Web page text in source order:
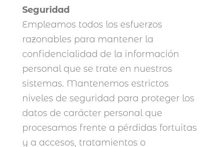
Seguridad
Empleamos todos los esfuerzos
razonables para mantener la
confidencialidad de la información
personal que se trate en nuestros
sistemas. Mantenemos estrictos
niveles de seguridad para proteger los
datos de carácter personal que
procesamos frente a pérdidas fortuitas
y a accesos, tratamientos o